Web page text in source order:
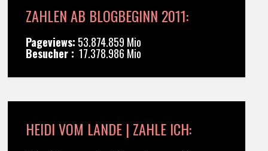
ZAHLEN AB BLOGBEGINN 2011:
Pageviews: 53.874.859 Mio
Besucher : 17.378.986 Mio
HEIDI VOM LANDE | ZAHLE ICH: